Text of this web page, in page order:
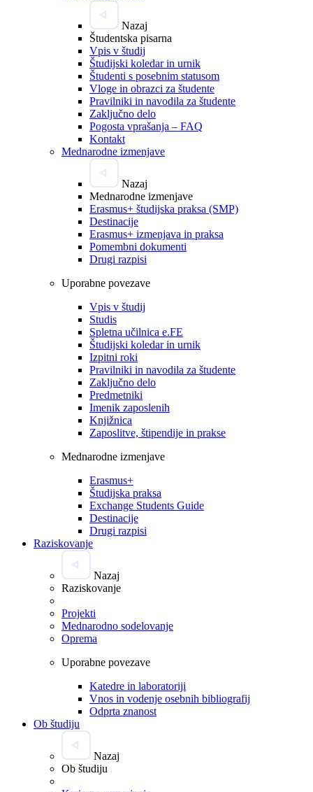
Nazaj
Študentska pisarna
Vpis v študij
Študijski koledar in urnik
Študenti s posebnim statusom
Vloge in obrazci za študente
Pravilniki in navodila za študente
Zaključno delo
Pogosta vprašanja – FAQ
Kontakt
Mednarodne izmenjave
Nazaj
Mednarodne izmenjave
Erasmus+ študijska praksa (SMP)
Destinacije
Erasmus+ izmenjava in praksa
Pomembni dokumenti
Drugi razpisi
Uporabne povezave
Vpis v študij
Studis
Spletna učilnica e.FE
Študijski koledar in urnik
Izpitni roki
Pravilniki in navodila za študente
Zaključno delo
Predmetniki
Imenik zaposlenih
Knjižnica
Zaposlitve, štipendije in prakse
Mednarodne izmenjave
Erasmus+
Študijska praksa
Exchange Students Guide
Destinacije
Drugi razpisi
Raziskovanje
Nazaj
Raziskovanje
Projekti
Mednarodno sodelovanje
Oprema
Uporabne povezave
Katedre in laboratoriji
Vnos in vodenje osebnih bibliografij
Odprta znanost
Ob študiju
Nazaj
Ob študiju